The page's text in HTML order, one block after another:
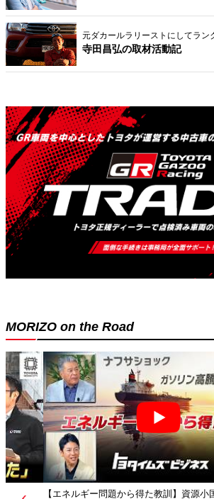
元ダカールラリーストにしてラン
寺田昌弘の取材活動記
MORIZO on the Road
【若者たちへ】岡田武史さんが“特別授